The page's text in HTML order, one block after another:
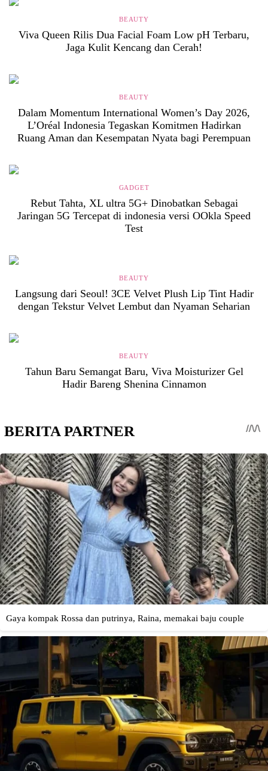
BEAUTY
Viva Queen Rilis Dua Facial Foam Low pH Terbaru,
Jaga Kulit Kencang dan Cerah!
BEAUTY
Dalam Momentum International Women’s Day 2026,
L’Oréal Indonesia Tegaskan Komitmen Hadirkan
Ruang Aman dan Kesempatan Nyata bagi Perempuan
GADGET
Rebut Tahta, XL ultra 5G+ Dinobatkan Sebagai
Jaringan 5G Tercepat di indonesia versi OOkla Speed
Test
BEAUTY
Langsung dari Seoul! 3CE Velvet Plush Lip Tint Hadir
dengan Tekstur Velvet Lembut dan Nyaman Seharian
BEAUTY
Tahun Baru Semangat Baru, Viva Moisturizer Gel
Hadir Bareng Shenina Cinnamon